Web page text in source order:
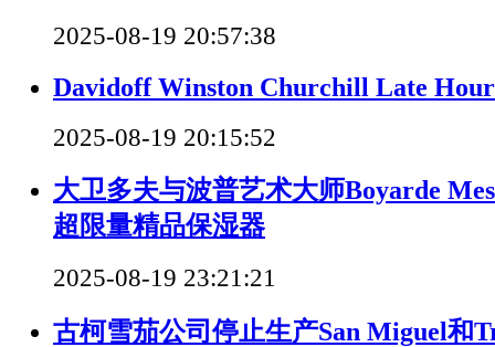
2025-08-19 20:57:38
Davidoff Winston Churchill Late
2025-08-19 20:15:52
大卫多夫与波普艺术大师Boyarde
超限量精品保湿器
2025-08-19 23:21:21
古柯雪茄公司停止生产San Miguel和